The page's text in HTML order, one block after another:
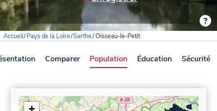
Accueil/Pays de la Loire/Sarthe/Oisseau-le-Petit
Comparer Population Éducation Sécurité